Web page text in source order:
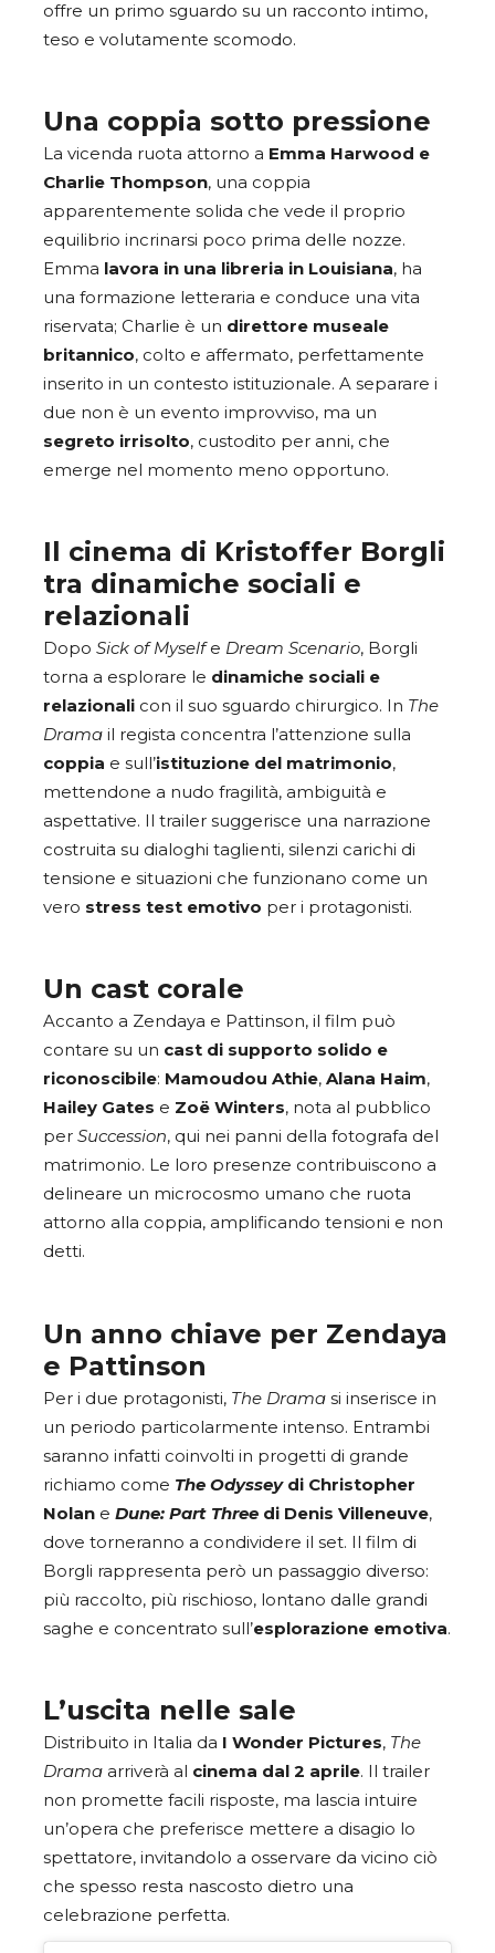
offre un primo sguardo su un racconto intimo,
teso e volutamente scomodo.
Una coppia sotto pressione
La vicenda ruota attorno a Emma Harwood e
Charlie Thompson, una coppia
apparentemente solida che vede il proprio
equilibrio incrinarsi poco prima delle nozze.
Emma lavora in una libreria in Louisiana, ha
una formazione letteraria e conduce una vita
riservata; Charlie è un direttore museale
britannico, colto e affermato, perfettamente
inserito in un contesto istituzionale. A separare i
due non è un evento improvviso, ma un
segreto irrisolto, custodito per anni, che
emerge nel momento meno opportuno.
Il cinema di Kristoffer Borgli
tra dinamiche sociali e
relazionali
Dopo Sick of Myselfe Dream Scenario, Borgli
torna a esplorare le dinamiche sociali e
relazionali con il suo sguardo chirurgico. In The
Drama il regista concentra l’attenzione sulla
coppia e sull’istituzione del matrimonio,
mettendone a nudo fragilità, ambiguità e
aspettative. Il trailer suggerisce una narrazione
costruita su dialoghi taglienti, silenzi carichi di
tensione e situazioni che funzionano come un
vero stress test emotivo per i protagonisti.
Un cast corale
Accanto a Zendaya e Pattinson, il film può
contare su un cast di supporto solido e
riconoscibile: Mamoudou Athie, Alana Haim,
Hailey Gates e Zoë Winters, nota al pubblico
per Succession, qui nei panni della fotografa del
matrimonio. Le loro presenze contribuiscono a
delineare un microcosmo umano che ruota
attorno alla coppia, amplificando tensioni e non
detti.
Un anno chiave per Zendaya
e Pattinson
Per i due protagonisti, The Drama si inserisce in
un periodo particolarmente intenso. Entrambi
saranno infatti coinvolti in progetti di grande
richiamo come The Odysseydi Christopher
Nolan e Dune: Part Three di Denis Villeneuve,
dove torneranno a condividere il set. Il film di
Borgli rappresenta però un passaggio diverso:
più raccolto, più rischioso, lontano dalle grandi
saghe e concentrato sull’esplorazione emotiva.
L’uscita nelle sale
Distribuito in Italia da I Wonder Pictures, The
Drama arriverà al cinema dal 2 aprile. Il trailer
non promette facili risposte, ma lascia intuire
un’opera che preferisce mettere a disagio lo
spettatore, invitandolo a osservare da vicino ciò
che spesso resta nascosto dietro una
celebrazione perfetta.